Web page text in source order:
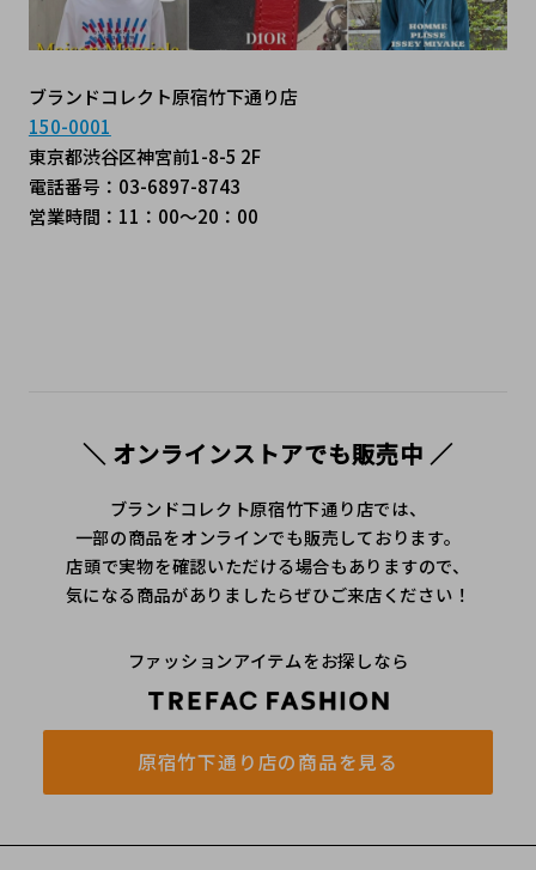
ブランドコレクト原宿竹下通り店
150-0001
東京都渋谷区神宮前1-8-5 2F
電話番号：03-6897-8743
営業時間：11：00～20：00
＼ オンラインストアでも販売中 ／
ブランドコレクト原宿竹下通り店では、
一部の商品をオンラインでも販売しております。
店頭で実物を確認いただける場合もありますので、
気になる商品がありましたらぜひご来店ください！
ファッションアイテムをお探しなら
原宿竹下通り店の商品を見る